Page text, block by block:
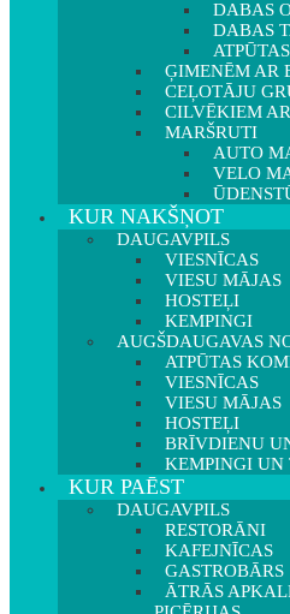
DABAS
DABAS
ĢIMENĒM AR
CEĻOTĀJU
CILVĒKIEM
MARŠRUTI
AUTO
VELO
KUR NAKŠŅOT
DAUGAVPILS
VIESNĪCAS
VIESU MĀJAS
HOSTEĻI
KEMPINGI
AUGŠDAUGAVAS
ATPŪTAS
VIESNĪCAS
VIESU MĀJAS
HOSTEĻI
BRĪVDIENU
KEMPINGI UN
KUR PAĒST
DAUGAVPILS
RESTORĀNI
KAFEJNĪCAS
GASTROBĀRS
ĀTRĀS